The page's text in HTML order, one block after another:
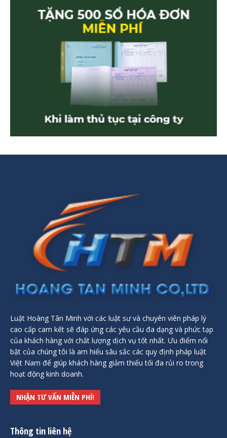
Luật Hoàng Tân Minh với các luật sư và chuyên viên pháp lý
cao cấp cam kết sẽ đáp ứng các yêu cầu đa dạng và phức tạp
của khách hàng với chất lượng dịch vụ tốt nhất. Ưu điểm nổi
bật của chúng tôi là am hiểu sâu sắc các quy định pháp luật
Việt Nam để giúp khách hàng giảm thiểu tối đa rủi ro trong
hoạt động kinh doanh.
NHẬN TƯ VẤN MIỄN PHÍ!
Thông tin liên hệ